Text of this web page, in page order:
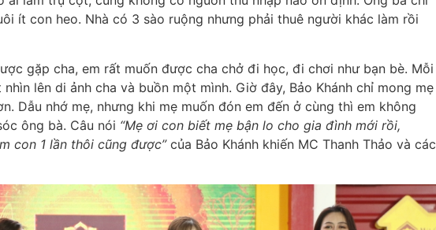
ít con heo. Nhà có 3 sào ruộng nhưng phải thuê người khác làm rồi
gặp cha, em rất muốn được cha chở đi học, đi chơi như bạn bè. Mỗi
lên di ảnh cha và buồn một mình. Giờ đây, Bảo Khánh chỉ mong mẹ
Dẫu nhớ mẹ, nhưng khi mẹ muốn đón em đến ở cùng thì em không
ông bà. Câu nói “Mẹ ơi con biết mẹ bận lo cho gia đình mới rồi,
con 1 lần thôi cũng được”của Bảo Khánh khiến MC Thanh Thảo và các